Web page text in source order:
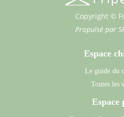
Copyright ©
Propulsé par
Espace
Le guide du
Toutes les
Espace